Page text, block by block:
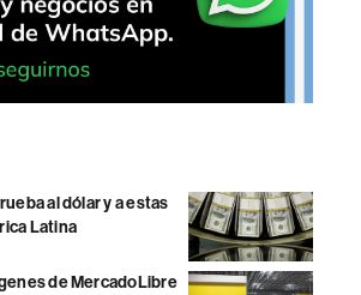
al dólar y a estas
Latina
de MercadoLibre